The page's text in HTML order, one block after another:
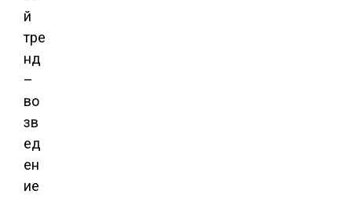
й
тре
нд
–
во
зв
ед
ен
ие